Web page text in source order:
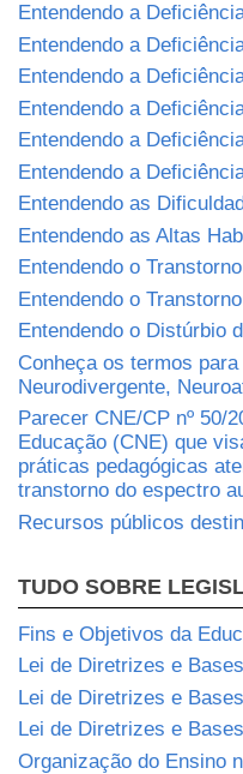
Entendendo a
Entendendo a
Entendendo a
Entendendo a
Entendendo a
Entendendo a
Entendendo as
Entendendo as Altas
Entendendo o
Entendendo o
Entendendo o Distúrbio
Conheça os termos
Neurodivergente,
Parecer CNE/CP nº 50/
Educação (CNE) que
práticas pedagógicas
transtorno do espectro
Recursos públicos
TUDO SOBRE
Fins e Objetivos da
Lei de Diretrizes e
Lei de Diretrizes e
Lei de Diretrizes e
Organização do Ensino